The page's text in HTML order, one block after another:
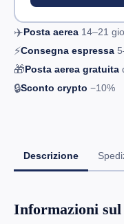
✈️Posta aerea 14–21
⚡Consegna espressa
🎁Posta aerea gratuita
🔒Sconto crypto −10%
Descrizione
Informazioni